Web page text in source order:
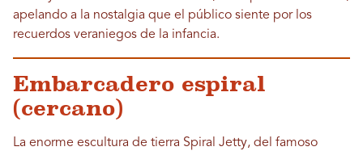
apelando a la nostalgia que el público siente por los
recuerdos veraniegos de la infancia.
Embarcadero espiral
(cercano)
La enorme escultura de tierra Spiral Jetty, del famoso